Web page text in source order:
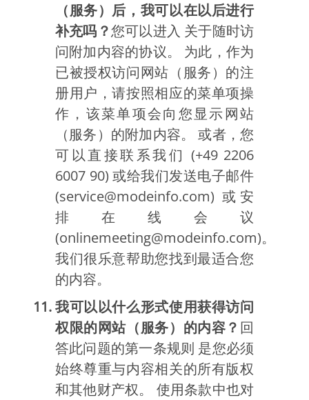
（服务）后，我可以在以后进行
补充吗？您可以进入 关于随时访
问附加内容的协议。 为此，作为
已被授权访问网站（服务）的注
册用户，请按照相应的菜单项操
作，该菜单项会向您显示网站
（服务）的附加内容。 或者，您
可以直接联系我们 (+49 2206
6007 90) 或给我们发送电子邮件
(service@modeinfo.com) 或安
排在线会议
(onlinemeeting@modeinfo.com)。
我们很乐意帮助您找到最适合您
的内容。
我可以以什么形式使用获得访问
权限的网站（服务）的内容？ 回
答此问题的第一条规则 是您必须
始终尊重与内容相关的所有版权
和其他财产权。 使用条款中也对